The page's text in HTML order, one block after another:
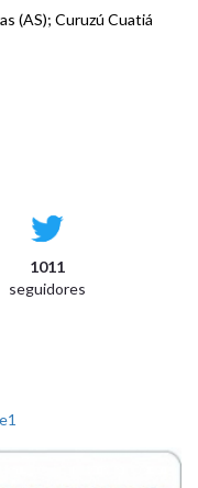
(AS); Curuzú Cuatiá
1011
seguidores